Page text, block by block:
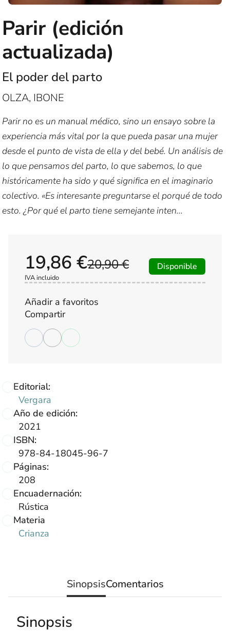
Parir (edición
actualizada)
El poder del parto
OLZA, IBONE
Parir no es un manual médico, sino un ensayo sobre la
experiencia más vital por la que pueda pasar una mujer
desde el punto de vista de ella y del bebé. Un análisis de
lo que pensamos del parto, lo que sabemos, lo que
históricamente ha sido y qué significa en el imaginario
colectivo. «Es interesante preguntarse el porqué de todo
esto. ¿Por qué el parto tiene semejante inten...
Editorial:
Vergara
Año de edición:
2021
ISBN:
978-84-18045-96-7
Páginas:
208
Encuadernación:
Rústica
Materia
Crianza
20,90 €
19,86 €
IVA incluido
Disponible
Añadir a favoritos
Compartir
SinopsisComentarios
Sinopsis